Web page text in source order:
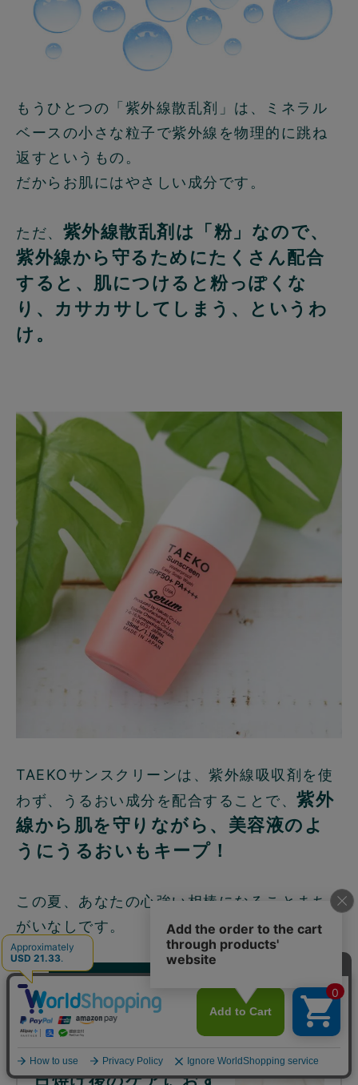
もうひとつの「紫外線散乱剤」は、ミネラル
ベースの小さな粒子で紫外線を物理的に跳ね
返すというもの。
だからお肌にはやさしい成分です。
ただ、 紫外線散乱剤は「粉」なので、
紫外線から守るためにたくさん配合
すると、肌につけると粉っぽくな
り、カサカサしてしまう、というわ
け。
TAEKOサンスクリーンは、紫外線吸収剤を使
わず、うるおい成分を配合することで、 紫外
線から肌を守りながら、美容液のよ
うにうるおいもキープ！
この夏、あなたの心強い相棒になることまち
がいなしです。
お買い物はこちら ≫
日焼け後のケアにおす